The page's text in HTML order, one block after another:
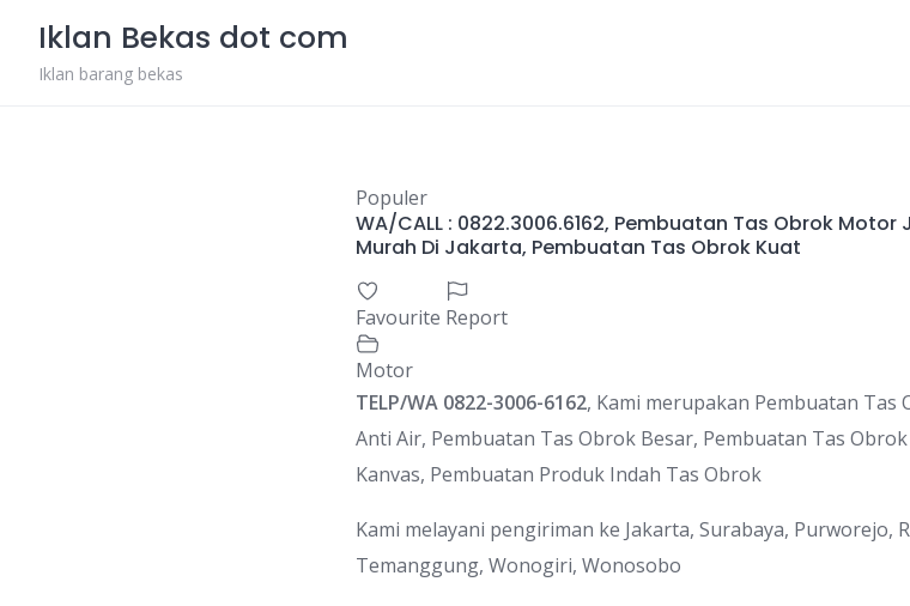
content
Iklan Bekas dot com
Iklan barang bekas
Populer
WA/CALL : 0822.3006.6162, Pembuatan Tas Obrok
Murah Di Jakarta, Pembuatan Tas Obrok Kuat
Favourite Report
Motor
TELP/WA 0822-3006-6162, Kami merupakan Pembuatan Tas
Anti Air, Pembuatan Tas Obrok Besar, Pembuatan Tas
Kanvas, Pembuatan Produk Indah Tas Obrok
Kami melayani pengiriman ke Jakarta, Surabaya, Purworejo,
Temanggung, Wonogiri, Wonosobo